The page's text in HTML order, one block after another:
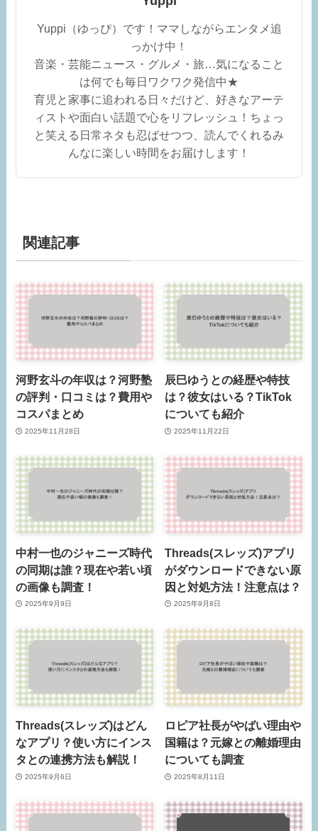
Yuppi（ゆっぴ）です！ママしながらエンタメ追
っかけ中！
音楽・芸能ニュース・グルメ・旅…気になること
は何でも毎日ワクワク発信中★
育児と家事に追われる日々だけど、好きなアーテ
ィストや面白い話題で心をリフレッシュ！ちょっ
と笑える日常ネタも忍ばせつつ、読んでくれるみ
んなに楽しい時間をお届けします！
関連記事
河野玄斗の年収は？河野塾
の評判・口コミは？費用や
コスパまとめ
2025年11月28日
辰巳ゆうとの経歴や特技
は？彼女はいる？TikTok
についても紹介
2025年11月22日
中村一也のジャニーズ時代
の同期は誰？現在や若い頃
の画像も調査！
2025年9月9日
Threads(スレッズ)アプリ
がダウンロードできない原
因と対処方法！注意点は？
2025年9月8日
Threads(スレッズ)はどん
なアプリ？使い方にインス
タとの連携方法も解説！
2025年9月6日
ロピア社長がやばい理由や
国籍は？元嫁との離婚理由
についても調査
2025年8月11日